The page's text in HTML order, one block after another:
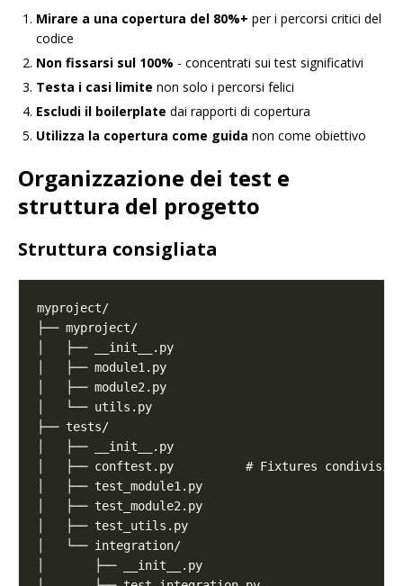
Mirare a una copertura del 80%+ per i percorsi critici del
codice
Non fissarsi sul 100% - concentrati sui test significativi
Testa i casi limite non solo i percorsi felici
Escludi il boilerplate dai rapporti di copertura
Utilizza la copertura come guida non come obiettivo
Organizzazione dei test e
struttura del progetto
Struttura consigliata